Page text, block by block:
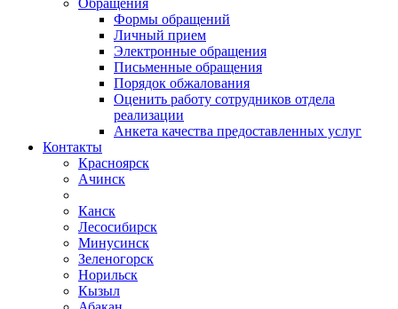
Обращения
Формы обращений
Личный прием
Электронные обращения
Письменные обращения
Порядок обжалования
Оценить работу сотрудников отдела
реализации
Анкета качества предоставленных услуг
Контакты
Красноярск
Ачинск
Канск
Лесосибирск
Минусинск
Зеленогорск
Норильск
Кызыл